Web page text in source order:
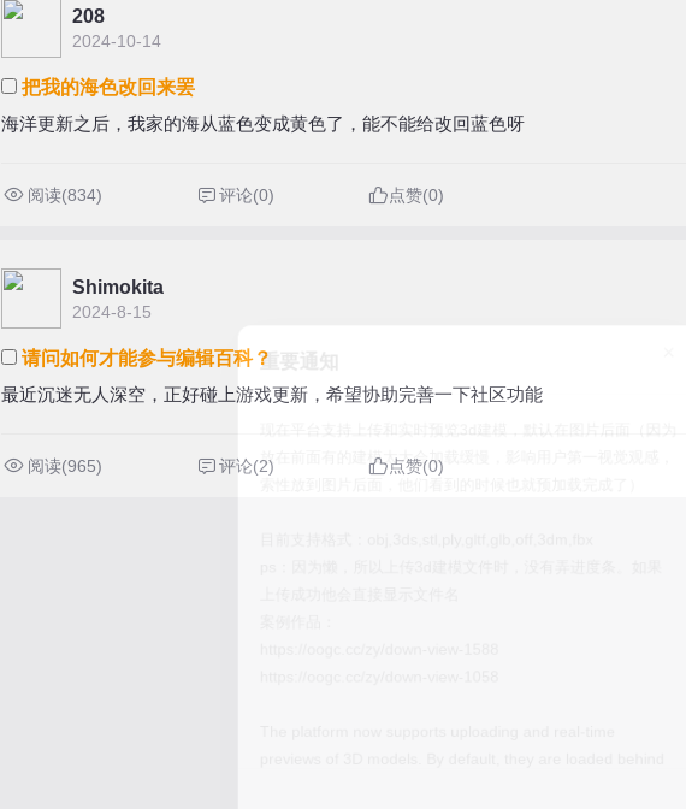
208
2024-10-14
把我的海色改回来罢
海洋更新之后，我家的海从蓝色变成黄色了，能不能给改回蓝色呀
阅读(834) 评论(0) 点赞(0)
Shimokita
2024-8-15
请问如何才能参与编辑百科？
最近沉迷无人深空，正好碰上游戏更新，希望协助完善一下社区功能
阅读(965) 评论(2) 点赞(0)
重要通知
放在前面有的建模太大会加载缓慢，影响用户第一视觉观感，